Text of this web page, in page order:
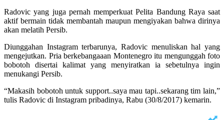
Radovic yang juga pernah memperkuat Pelita Bandung Raya saat
aktif bermain tidak membantah maupun mengiyakan bahwa dirinya
akan melatih Persib.
Diunggahan Instagram terbarunya, Radovic menuliskan hal yang
mengejutkan. Pria berkebangaaan Montenegro itu mengunggah foto
bobotoh disertai kalimat yang menyiratkan ia sebetulnya ingin
menukangi Persib.
“Makasih bobotoh untuk support..saya mau tapi..sekarang tim lain,”
tulis Radovic di Instagram pribadinya, Rabu (30/8/2017) kemarin.